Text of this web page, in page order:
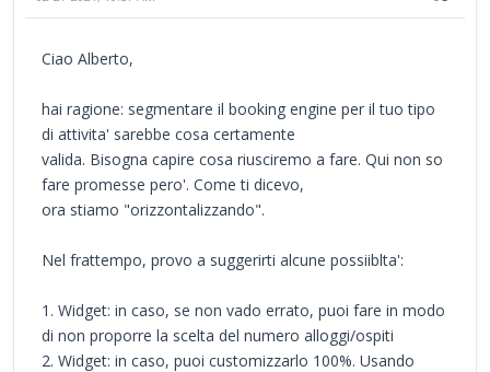
Ciao Alberto,
hai ragione: segmentare il booking engine per il tuo tipo
di attivita' sarebbe cosa certamente
valida. Bisogna capire cosa riusciremo a fare. Qui non so
fare promesse pero'. Come ti dicevo,
ora stiamo "orizzontalizzando".
Nel frattempo, provo a suggerirti alcune possiiblta':
1. Widget: in caso, se non vado errato, puoi fare in modo
di non proporre la scelta del numero alloggi/ospiti
2. Widget: in caso, puoi customizzarlo 100%. Usando